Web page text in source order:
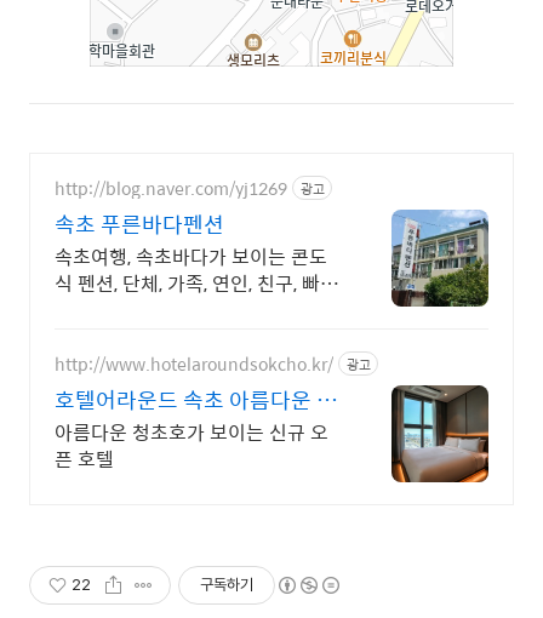
http://blog.naver.com/yj1269 광고
속초 푸른바다펜션
속초여행, 속초바다가 보이는 콘도
식 펜션, 단체, 가족, 연인, 친구, 빠른
http://www.hotelaroundsokcho.kr/ 광고
호텔어라운드 속초 아름다운 청
초호 뷰
아름다운 청초호가 보이는 신규 오
픈 호텔
22 구독하기